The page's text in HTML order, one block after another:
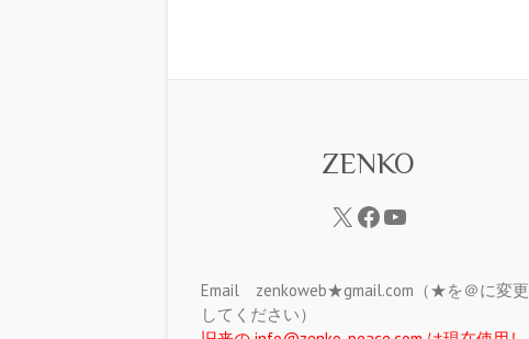
ZENKO
Email zenkoweb★gmail.com（★を＠に変更
してください）